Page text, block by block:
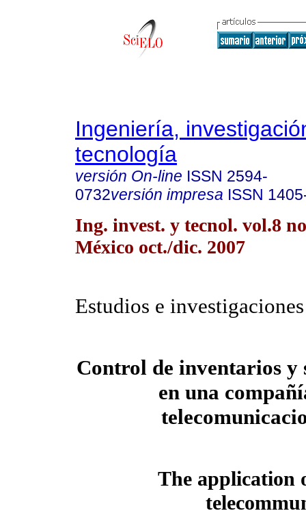
Ingeniería,
tecnología
versión On-line ISSN 2594-
0732versión impresa ISSN
Ing. invest. y tecnol. vol.8
México oct./dic. 2007
Estudios e
Control de inventarios y
en una
The application